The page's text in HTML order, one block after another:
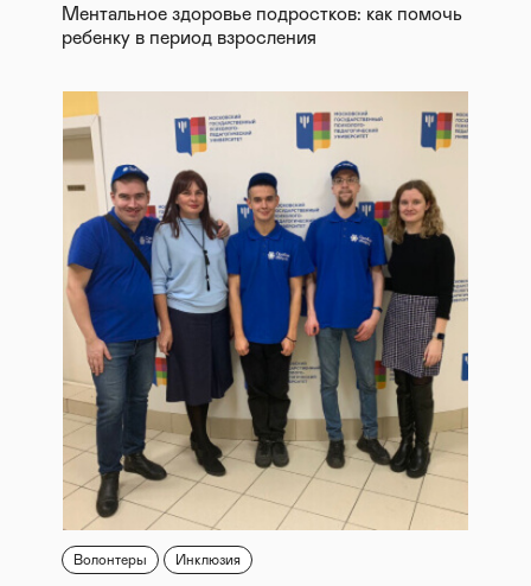
Ментальное здоровье подростков: как помочь
ребенку в период взросления
Волонтеры Инклюзия